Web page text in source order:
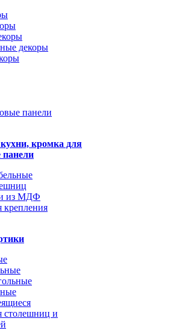
декоры
кромка для
панели
из МДФ
столешниц и